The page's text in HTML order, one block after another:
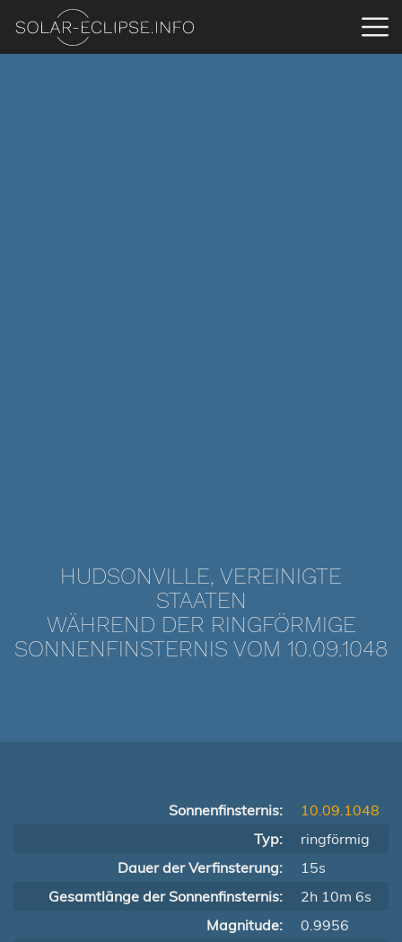
HUDSONVILLE, VEREINIGTE
STAATEN
WÄHREND DER RINGFÖRMIGE
SONNENFINSTERNIS VOM 10.09.1048
Sonnenfinsternis:
10.09.1048
Typ:
ringförmig
Dauer der Verfinsterung:
15s
Gesamtlänge der Sonnenfinsternis:
2h 10m 6s
Magnitude:
0.9956